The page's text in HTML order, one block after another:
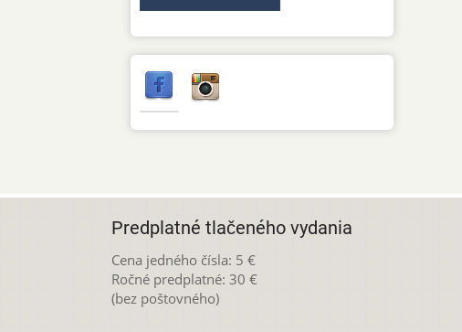
Predplatné tlačeného vydania
Cena jedného čísla: 5 €
Ročné predplatné: 30 €
(bez poštovného)